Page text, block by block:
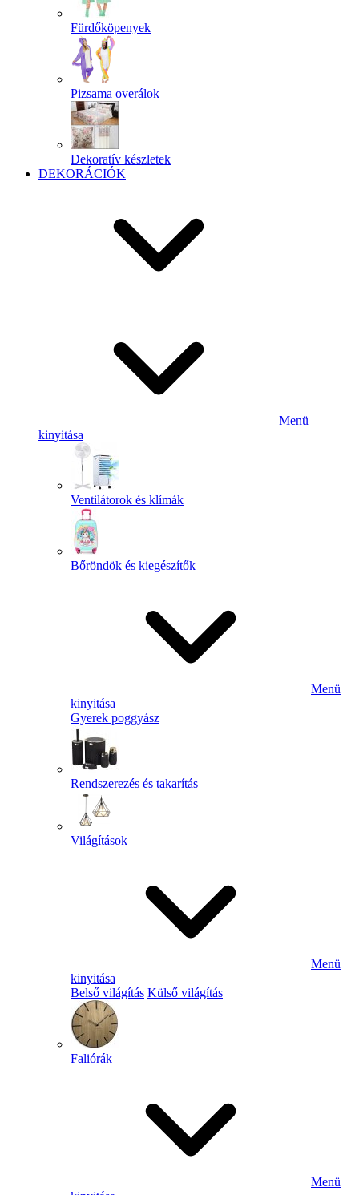
Fürdőköpenyek
Pizsama overálok
Dekoratív készletek
DEKORÁCIÓK
Menü
kinyitása
Ventilátorok és klímák
Bőröndök és kiegészítők
Menü
kinyitása
Gyerek poggyász
Rendszerezés és takarítás
Világítások
Menü
kinyitása
Belső világítás Külső világítás
Faliórák
Menü